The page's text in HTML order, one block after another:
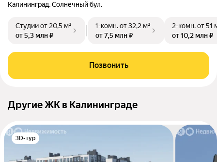
Калининград, Солнечный бул.
Студииот 20,5 м²
от 5,3 млн ₽
1-комн.от 32,2 м²
от 7,5 млн ₽
2-комн.от 51
от 10,2 млн ₽
Позвонить
Другие ЖК в Калининграде
3D-тур